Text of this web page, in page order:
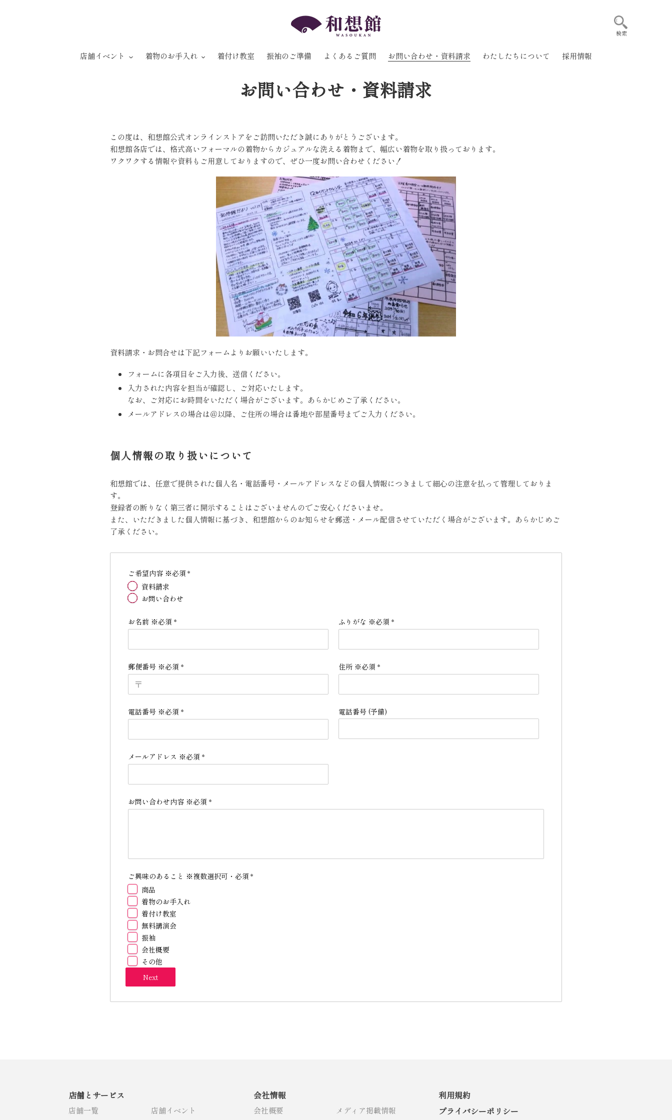
検索
店舗イベント 着物のお手入れ 着付け教室 振袖のご準備 よくあるご質問 お問い合わせ・資料請求 わたしたちについて 採用情報
お問い合わせ・資料請求
この度は、和想館公式オンラインストアをご訪問いただき誠にありがとうございます。
和想館各店では、格式高いフォーマルの着物からカジュアルな洗える着物まで、幅広い着物を取り扱っております。
ワクワクする情報や資料もご用意しておりますので、ぜひ一度お問い合わせください！
資料請求・お問合せは下記フォームよりお願いいたします。
フォームに各項目をご入力後、送信ください。
入力された内容を担当が確認し、ご対応いたします。
なお、ご対応にお時間をいただく場合がございます。あらかじめご了承ください。
メールアドレスの場合は＠以降、ご住所の場合は番地や部屋番号までご入力ください。
個人情報の取り扱いについて
和想館では、任意で提供された個人名・電話番号・メールアドレスなどの個人情報につきまして細心の注意を払って管理しておりま
す。
登録者の断りなく第三者に開示することはございませんのでご安心くださいませ。
また、いただきました個人情報に基づき、和想館からのお知らせを郵送・メール配信させていただく場合がございます。あらかじめご
了承ください。
ご希望内容 ※必須 *
資料請求
お問い合わせ
お名前 ※必須 * ふりがな ※必須 *
郵便番号 ※必須 * 住所 ※必須 *
電話番号 ※必須 * 電話番号 (予備)
メールアドレス ※必須 *
お問い合わせ内容 ※必須 *
ご興味のあること ※複数選択可・必須 *
商品
着物のお手入れ
着付け教室
無料講演会
振袖
会社概要
その他
Next
店舗とサービス
店舗一覧
店舗イベント
会社情報
会社概要
メディア掲載情報
利用規約
プライバシーポリシー